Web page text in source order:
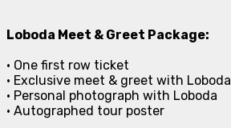
Loboda Meet & Greet Package:
• One first row ticket
• Exclusive meet & greet with Loboda
• Personal photograph with Loboda
• Autographed tour poster